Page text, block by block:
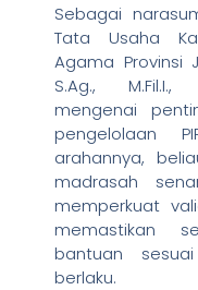
Sebagai
Tata Usaha
Agama Provinsi
S.Ag.,
mengenai
pengelolaan
arahannya,
madrasah
memperkuat
memastikan
bantuan
berlaku.